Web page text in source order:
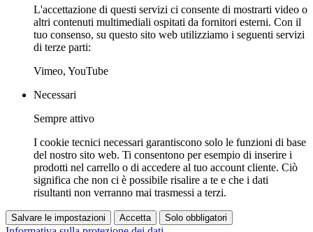
L'accettazione di questi servizi ci consente di mostrarti video o
altri contenuti multimediali ospitati da fornitori esterni. Con il
tuo consenso, su questo sito web utilizziamo i seguenti servizi
di terze parti:
Vimeo, YouTube
Necessari
Sempre attivo
I cookie tecnici necessari garantiscono solo le funzioni di base
del nostro sito web. Ti consentono per esempio di inserire i
prodotti nel carrello o di accedere al tuo account cliente. Ciò
significa che non ci è possibile risalire a te e che i dati
risultanti non verranno mai trasmessi a terzi.
Salvare le impostazioni Accetta Solo obbligatori